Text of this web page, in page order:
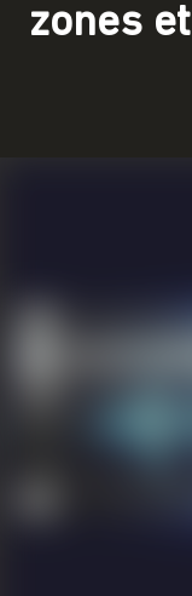
zones